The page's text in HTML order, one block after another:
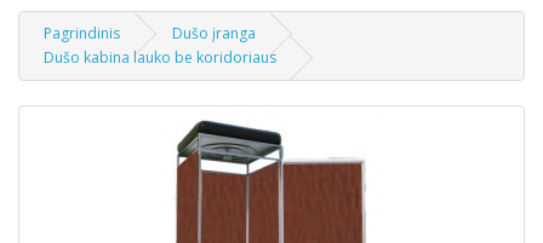
Pagrindinis
Dušo įranga
Dušo kabina lauko be koridoriaus